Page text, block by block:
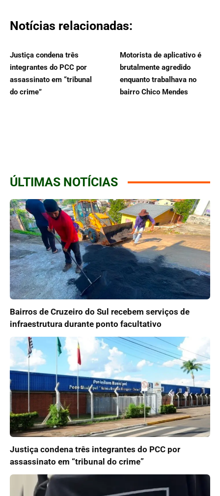
Notícias relacionadas:
Justiça condena três
integrantes do PCC por
assassinato em “tribunal
do crime”
Motorista de aplicativo é
brutalmente agredido
enquanto trabalhava no
bairro Chico Mendes
ÚLTIMAS NOTÍCIAS
Bairros de Cruzeiro do Sul recebem serviços de
infraestrutura durante ponto facultativo
Justiça condena três integrantes do PCC por
assassinato em “tribunal do crime”